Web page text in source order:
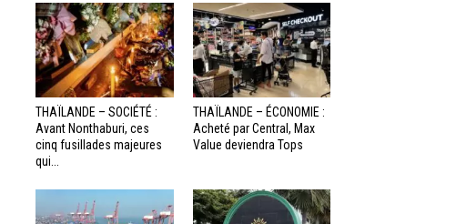
THAÏLANDE – SOCIÉTÉ :
Avant Nonthaburi, ces
cinq fusillades majeures
qui...
THAÏLANDE – ÉCONOMIE :
Acheté par Central, Max
Value deviendra Tops